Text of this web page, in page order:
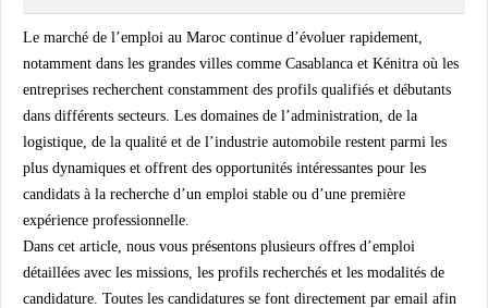
Le marché de l’emploi au Maroc continue d’évoluer rapidement,
notamment dans les grandes villes comme Casablanca et Kénitra où les
entreprises recherchent constamment des profils qualifiés et débutants
dans différents secteurs. Les domaines de l’administration, de la
logistique, de la qualité et de l’industrie automobile restent parmi les
plus dynamiques et offrent des opportunités intéressantes pour les
candidats à la recherche d’un emploi stable ou d’une première
expérience professionnelle.
Dans cet article, nous vous présentons plusieurs offres d’emploi
détaillées avec les missions, les profils recherchés et les modalités de
candidature. Toutes les candidatures se font directement par email afin